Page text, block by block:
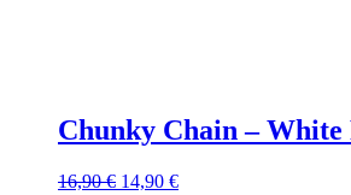
Chunky Chain –
16,90€ Ursprünglicher
14,90 €Aktueller